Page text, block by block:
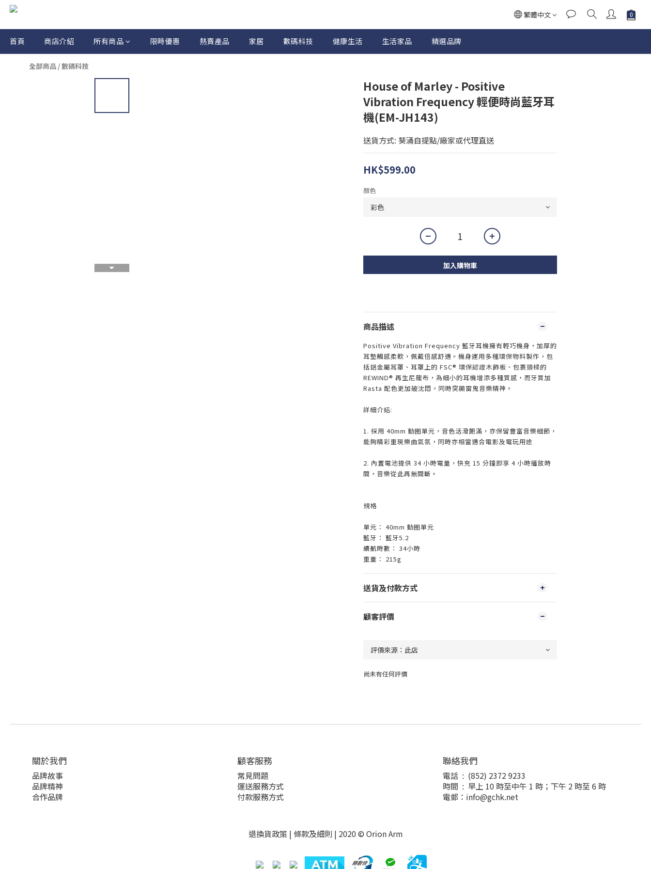
繁體中文
首頁 商店介紹 所有商品 限時優惠 熱賣產品 家居 數碼科技 健康生活 生活家品 精選品牌
全部商品 /數碼科技
House of Marley - Positive
Vibration Frequency 輕便時尚藍牙耳
機(EM-JH143)
送貨方式: 葵涌自提點/廠家或代理直送
HK$599.00
顏色
加入購物車
商品描述
Positive Vibration Frequency 藍牙耳機擁有輕巧機身，加厚的
耳墊觸感柔軟，佩戴倍感舒適。機身運用多種環保物料製作，包
括鋁金屬耳罩、耳罩上的 FSC® 環保認證木飾板、包裹頭樑的
REWIND® 再生尼龍布，為細小的耳機增添多種質感，而牙買加
Rasta 配色更加破沈悶，同時突顯雷鬼音樂精神。
詳細介紹:
1. 採用 40mm 動圈單元，音色活潑飽滿，亦保留豐富音樂細節，
能夠精彩重現樂曲氣氛，同時亦相當適合電影及電玩用途
2. 內置電池提供 34 小時電量，快充 15 分鐘即享 4 小時播放時
間，音樂從此再無間斷。
規格
單元： 40mm 動圈單元
藍牙： 藍牙5.2
續航時數： 34小時
重量： 215g
送貨及付款方式
顧客評價
尚未有任何評價
關於我們
品牌故事
品牌精神
合作品牌
顧客服務
常見問題
運送服務方式
付款服務方式
聯絡我們
電話 : (852) 2372 9233
時間 : 早上 10 時至中午 1 時；下午 2 時至 6 時
電郵：info@gchk.net
退換貨政策 | 條款及細則 | 2020 © Orion Arm